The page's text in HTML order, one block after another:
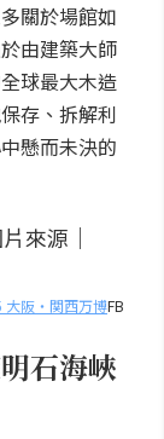
關於場館如
由建築大師
球最大木造
存、拆解利
懸而未決的
大阪・関西万博FB
石海峽